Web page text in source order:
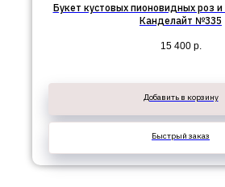
Букет кустовых пионовидных роз
Канделайт №335
15 400 р.
Добавить в корзину
Быстрый заказ